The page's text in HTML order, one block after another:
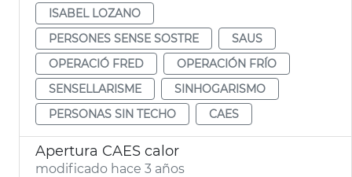
ISABEL LOZANO
PERSONES SENSE SOSTRE
SAUS
OPERACIÓ FRED
OPERACIÓN FRÍO
SENSELLARISME
SINHOGARISMO
PERSONAS SIN TECHO
CAES
Apertura CAES calor
modificado hace 3 años